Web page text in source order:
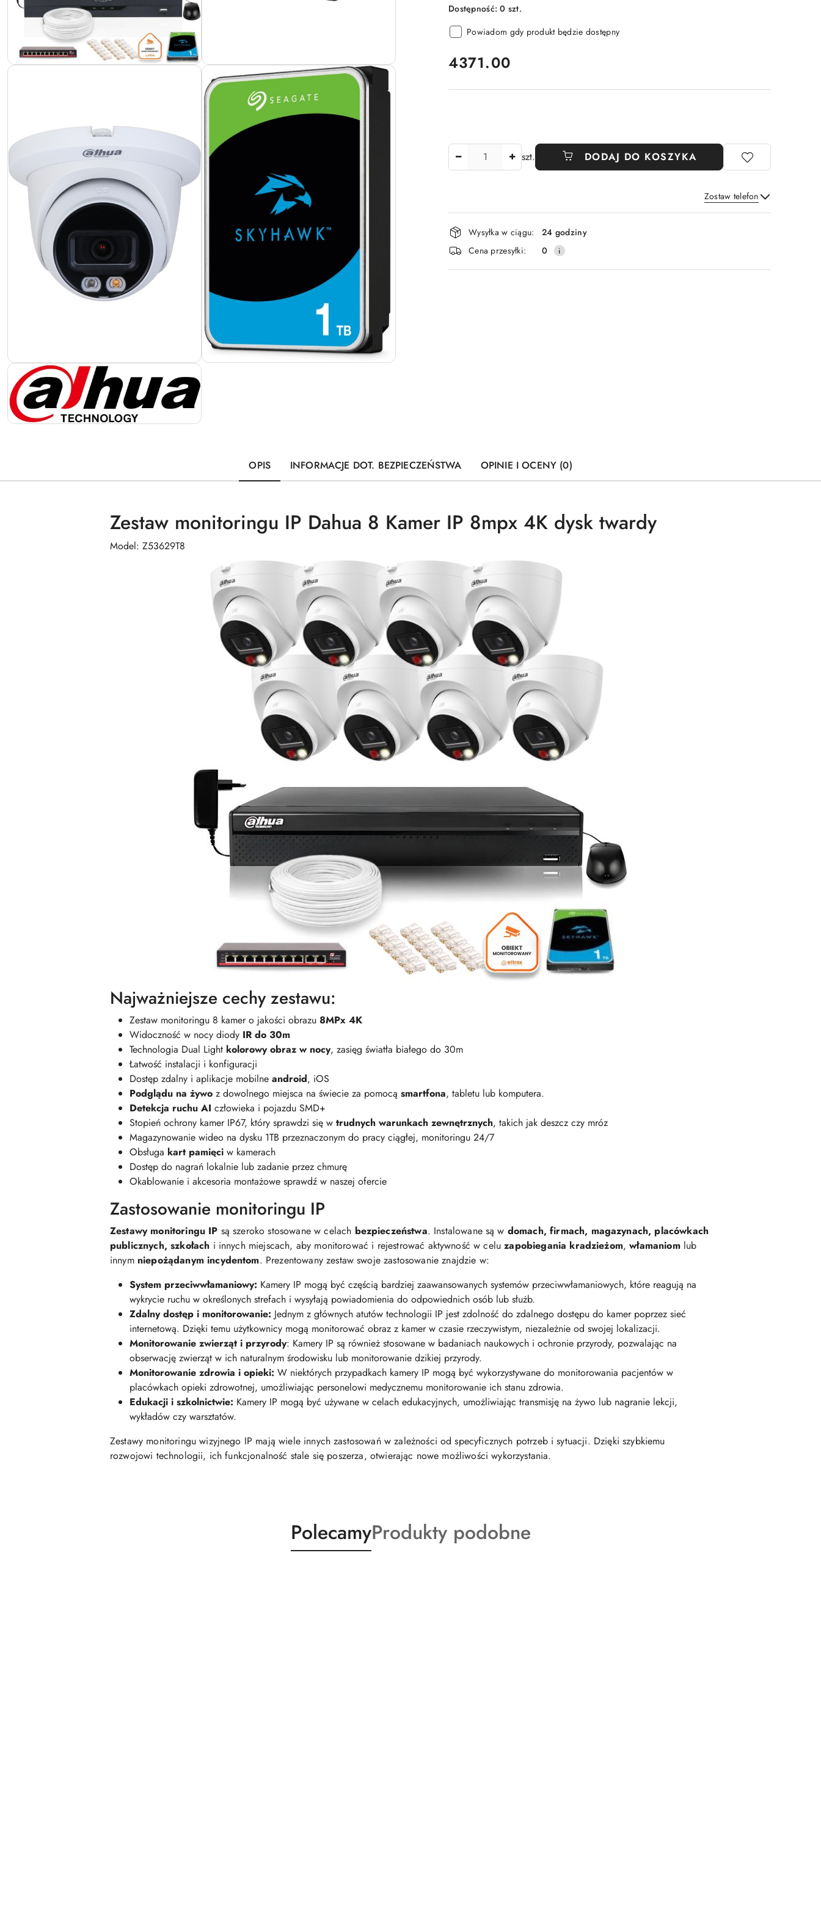
Dostępność:0 szt.
Powiadom gdy produkt będzie dostępny
cena:
4371.00
szt. DODAJ DO KOSZYKA
Zostaw telefon
Wyślij
Dostępność
i
dostawa
Wysyłka w ciągu:
24 godziny
Cena przesyłki:
0
OPIS INFORMACJE DOT. BEZPIECZEŃSTWA OPINIE I OCENY (0)
Zestaw monitoringu IP Dahua 8 Kamer IP 8mpx 4K dysk twardy
Model: Z53629T8
Najważniejsze cechy zestawu:
Zestaw monitoringu 8 kamer o jakości obrazu 8MPx 4K
Widoczność w nocy diody IR do 30m
Technologia Dual Light kolorowy obraz w nocy, zasięg światła białego do 30m
Łatwość instalacji i konfiguracji
Dostęp zdalny i aplikacje mobilne android, iOS
Podglądu na żywo z dowolnego miejsca na świecie za pomocą smartfona, tabletu lub komputera.
Detekcja ruchu AI człowieka i pojazdu SMD+
Stopień ochrony kamer IP67, który sprawdzi się w trudnych warunkach zewnętrznych, takich jak deszcz czy mróz
Magazynowanie wideo na dysku 1TB przeznaczonym do pracy ciągłej, monitoringu 24/7
Obsługa kart pamięci w kamerach
Dostęp do nagrań lokalnie lub zadanie przez chmurę
Okablowanie i akcesoria montażowe sprawdź w naszej ofercie
Zastosowanie monitoringu IP
Zestawy monitoringu IP są szeroko stosowane w celach bezpieczeństwa. Instalowane są w domach, firmach, magazynach, placówkach
publicznych, szkołach i innych miejscach, aby monitorować i rejestrować aktywność w celuzapobiegania kradzieżom,włamaniomlub
innym niepożądanym incydentom. Prezentowany zestaw swoje zastosowanie znajdzie w:
System przeciwwłamaniowy: Kamery IP mogą być częścią bardziej zaawansowanych systemów przeciwwłamaniowych, które reagują na
wykrycie ruchu w określonych strefach i wysyłają powiadomienia do odpowiednich osób lub służb.
Zdalny dostęp i monitorowanie: Jednym z głównych atutów technologii IP jest zdolność do zdalnego dostępu do kamer poprzez sieć
internetową. Dzięki temu użytkownicy mogą monitorować obraz z kamer w czasie rzeczywistym, niezależnie od swojej lokalizacji.
Monitorowanie zwierząt i przyrody: Kamery IP są również stosowane w badaniach naukowych i ochronie przyrody, pozwalając na
obserwację zwierząt w ich naturalnym środowisku lub monitorowanie dzikiej przyrody.
Monitorowanie zdrowia i opieki: W niektórych przypadkach kamery IP mogą być wykorzystywane do monitorowania pacjentów w
placówkach opieki zdrowotnej, umożliwiając personelowi medycznemu monitorowanie ich stanu zdrowia.
Edukacji i szkolnictwie: Kamery IP mogą być używane w celach edukacyjnych, umożliwiając transmisję na żywo lub nagranie lekcji,
wykładów czy warsztatów.
Zestawy monitoringu wizyjnego IP mają wiele innych zastosowań w zależności od specyficznych potrzeb i sytuacji. Dzięki szybkiemu
rozwojowi technologii, ich funkcjonalność stale się poszerza, otwierając nowe możliwości wykorzystania.
Produkty
o
PolecamyProdukty
o
Produkty podobne